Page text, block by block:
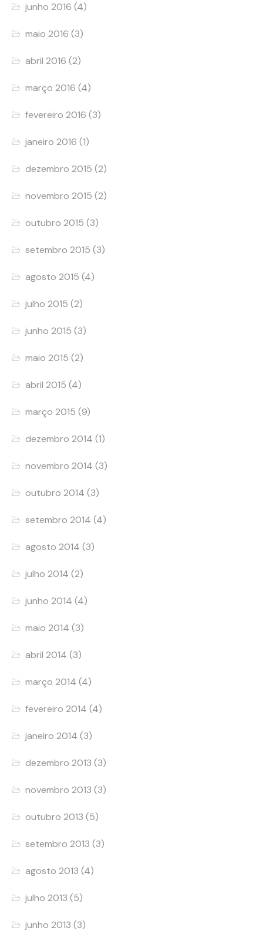
junho 2016 (4)
maio 2016 (3)
abril 2016 (2)
março 2016 (4)
fevereiro 2016 (3)
janeiro 2016 (1)
dezembro 2015 (2)
novembro 2015 (2)
outubro 2015 (3)
setembro 2015 (3)
agosto 2015 (4)
julho 2015 (2)
junho 2015 (3)
maio 2015 (2)
abril 2015 (4)
março 2015 (9)
dezembro 2014 (1)
novembro 2014 (3)
outubro 2014 (3)
setembro 2014 (4)
agosto 2014 (3)
julho 2014 (2)
junho 2014 (4)
maio 2014 (3)
abril 2014 (3)
março 2014 (4)
fevereiro 2014 (4)
janeiro 2014 (3)
dezembro 2013 (3)
novembro 2013 (3)
outubro 2013 (5)
setembro 2013 (3)
agosto 2013 (4)
julho 2013 (5)
junho 2013 (3)